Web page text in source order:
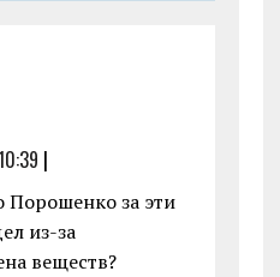
|
Порошенко за эти
из-за
веществ?